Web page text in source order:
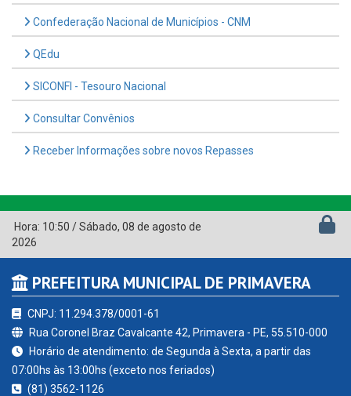
Confederação Nacional de Municípios - CNM
QEdu
SICONFI - Tesouro Nacional
Consultar Convênios
Receber Informações sobre novos Repasses
Hora: 10:50 /Sábado, 08 de agosto de
2026
PREFEITURA MUNICIPAL DE PRIMAVERA
CNPJ: 11.294.378/0001-61
Rua Coronel Braz Cavalcante 42, Primavera - PE, 55.510-000
Horário de atendimento: de Segunda à Sexta, a partir das
07:00hs às 13:00hs (exceto nos feriados)
(81) 3562-1126